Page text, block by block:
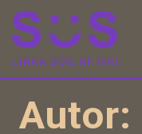
Autor: